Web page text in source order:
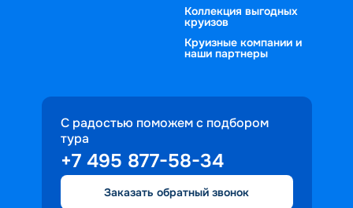
Коллекция выгодных
круизов
Круизные компании и
наши партнеры
С радостью поможем с подбором
тура
+7 495 877-58-34
Заказать обратный звонок